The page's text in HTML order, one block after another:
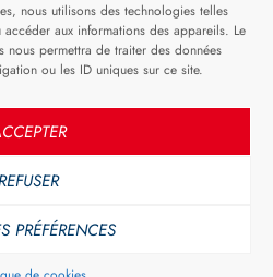
nous utilisons des technologies telles
aux informations des appareils. Le
permettra de traiter des données
ou les ID uniques sur ce site.
PRÉFÉRENCES
CGV
LÉGALES